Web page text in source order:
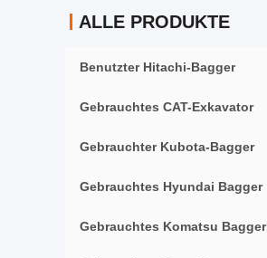
ALLE PRODUKTE
Benutzter Hitachi-Bagger
Gebrauchtes CAT-Exkavator
Gebrauchter Kubota-Bagger
Gebrauchtes Hyundai Bagger
Gebrauchtes Komatsu Bagger